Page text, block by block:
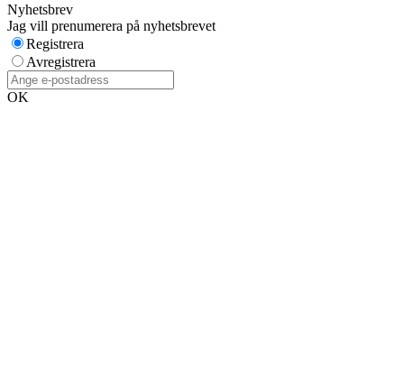
Nyhetsbrev
Jag vill prenumerera på nyhetsbrevet
Registrera
Avregistrera
OK